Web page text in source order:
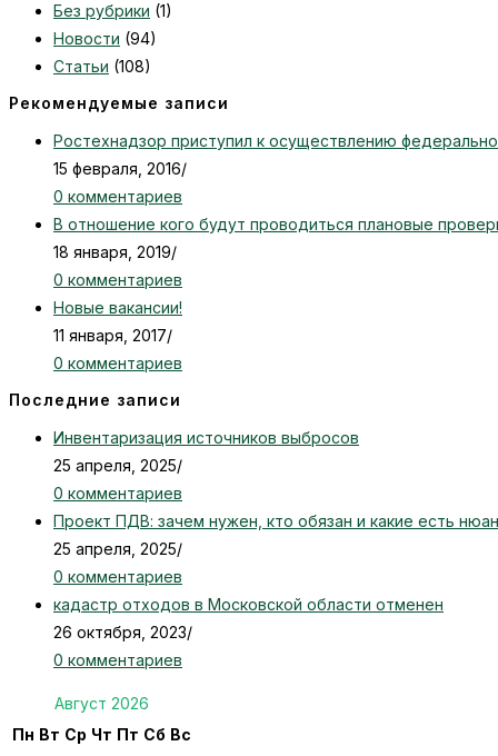
Без рубрики (1)
Новости (94)
Статьи (108)
Рекомендуемые записи
Ростехнадзор приступил к осуществлению
15 февраля, 2016/
0 комментариев
В отношение кого будут проводиться плановые
18 января, 2019/
0 комментариев
Новые вакансии!
11 января, 2017/
0 комментариев
Последние записи
Инвентаризация источников выбросов
25 апреля, 2025/
0 комментариев
Проект ПДВ: зачем нужен, кто обязан и какие есть
25 апреля, 2025/
0 комментариев
кадастр отходов в Московской области отменен
26 октября, 2023/
0 комментариев
Август 2026
Пн Вт Ср Чт Пт Сб Вс